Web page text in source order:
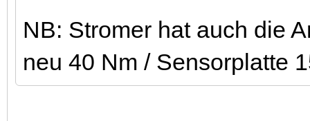
NB: Stromer hat auch die
neu 40 Nm / Sensorplatte